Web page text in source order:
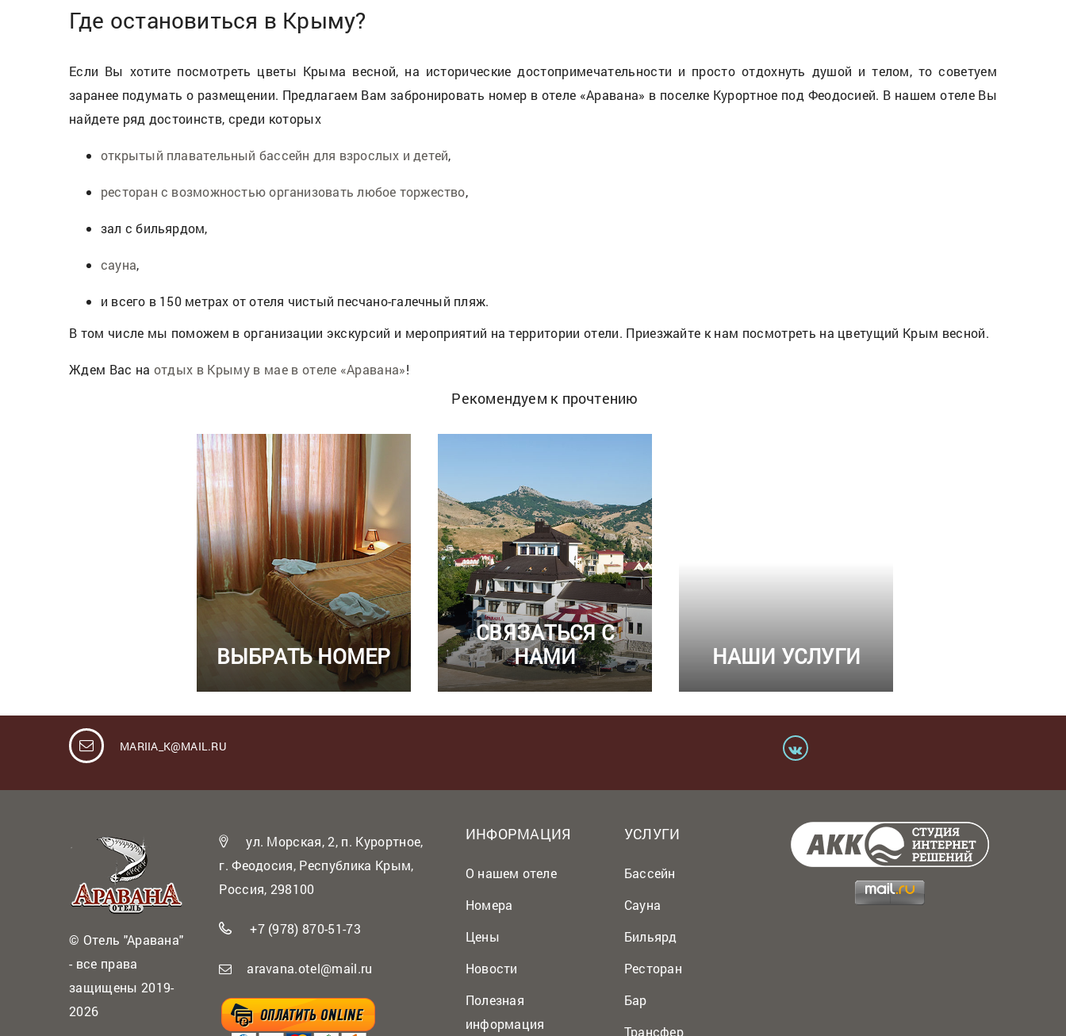
Где остановиться в Крыму?
Если Вы хотите посмотреть цветы Крыма весной, на исторические достопримечательности и просто отдохнуть душой и телом, то советуем
заранее подумать о размещении. Предлагаем Вам забронировать номер в отеле «Аравана» в поселке Курортное под Феодосией. В нашем отеле Вы
найдете ряд достоинств, среди которых
открытый плавательный бассейн для взрослых и детей,
ресторан с возможностью организовать любое торжество,
зал с бильярдом,
сауна,
и всего в 150 метрах от отеля чистый песчано-галечный пляж.
В том числе мы поможем в организации экскурсий и мероприятий на территории отели. Приезжайте к нам посмотреть на цветущий Крым весной.
Ждем Вас на отдых в Крыму в мае в отеле «Аравана»!
Рекомендуем к прочтению
ВЫБРАТЬ НОМЕР
СВЯЗАТЬСЯ С
НАМИ
НАШИ УСЛУГИ
MARIIA_K@MAIL.RU
© Отель "Аравана"
- все права
защищены 2019-
2026
ул. Морская, 2, п. Курортное,
г. Феодосия, Республика Крым,
Россия, 298100
+7 (978) 870-51-73
aravana.otel@mail.ru
ИНФОРМАЦИЯ
О нашем отеле
Номера
Цены
Новости
Полезная
информация
УСЛУГИ
Бассейн
Сауна
Бильярд
Ресторан
Бар
Трансфер